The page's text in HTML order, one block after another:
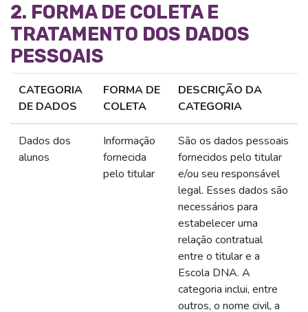
2. FORMA DE COLETA E
TRATAMENTO DOS DADOS
PESSOAIS
CATEGORIA
DE DADOS
FORMA DE
COLETA
DESCRIÇÃO DA
CATEGORIA
Dados dos
alunos
Informação
fornecida
pelo titular
São os dados pessoais
fornecidos pelo titular
e/ou seu responsável
legal. Esses dados são
necessários para
estabelecer uma
relação contratual
entre o titular e a
Escola DNA. A
categoria inclui, entre
outros, o nome civil, a